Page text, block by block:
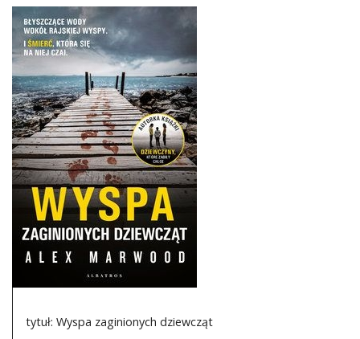
NOWOŚCI
PATRONATY
WYWIADY
RECENZJE
DO CZYTANIA
NA EKRANIE
KONTAKT
tytuł: Wyspa zaginionych dziewcząt